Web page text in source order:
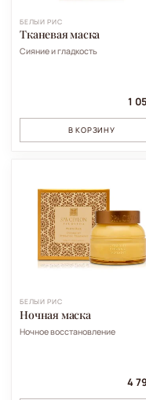
БЕЛЫЙ РИС
Тканевая маска
Сияние и гладкость
1
В КОРЗИНУ
БЕЛЫЙ РИС
Ночная маска
Ночное восстановление
4